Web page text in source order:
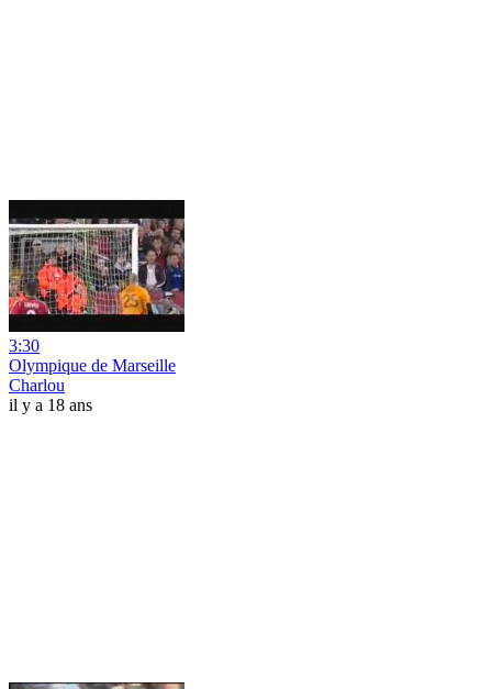
3:30
Olympique de Marseille
Charlou
il y a 18 ans